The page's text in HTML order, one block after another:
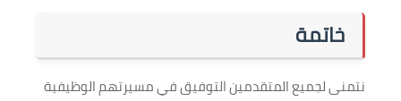
خاتمة
نتمنى لجميع المتقدمين التوفيق في مسيرتهم الوظيفية